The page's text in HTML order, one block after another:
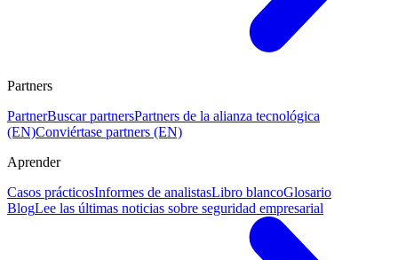
Partners
PartnerBuscar partnersPartners de la alianza tecnológica
(EN)Conviértase partners (EN)
Aprender
Casos prácticosInformes de analistasLibro blancoGlosario
BlogLee las últimas noticias sobre seguridad empresarial